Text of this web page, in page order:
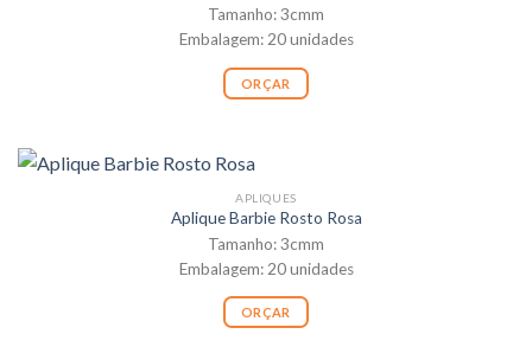
Tamanho: 3cmm
Embalagem: 20 unidades
ORÇAR
APLIQUES
Aplique Barbie Rosto Rosa
Tamanho: 3cmm
Embalagem: 20 unidades
ORÇAR